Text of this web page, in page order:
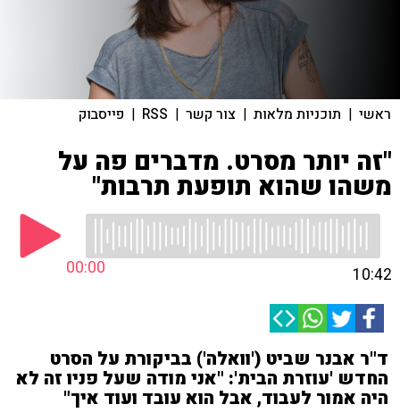
ראשי | תוכניות מלאות | צור קשר |
RSS
| פייסבוק
"זה יותר מסרט. מדברים פה על
משהו שהוא תופעת תרבות"
00:00 10:42
ד"ר אבנר שביט ('וואלה') בביקורת על הסרט
החדש 'עוזרת הבית': "אני מודה שעל פניו זה לא
היה אמור לעבוד, אבל הוא עובד ועוד איך"